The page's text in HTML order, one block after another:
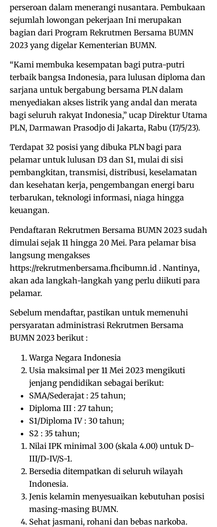
perseroan dalam menerangi nusantara. Pembukaan
sejumlah lowongan pekerjaan Ini merupakan
bagian dari Program Rekrutmen Bersama BUMN
2023 yang digelar Kementerian BUMN.
“Kami membuka kesempatan bagi putra-putri
terbaik bangsa Indonesia, para lulusan diploma dan
sarjana untuk bergabung bersama PLN dalam
menyediakan akses listrik yang andal dan merata
bagi seluruh rakyat Indonesia,” ucap Direktur Utama
PLN, Darmawan Prasodjo di Jakarta, Rabu (17/5/23).
Terdapat 32 posisi yang dibuka PLN bagi para
pelamar untuk lulusan D3 dan S1, mulai di sisi
pembangkitan, transmisi, distribusi, keselamatan
dan kesehatan kerja, pengembangan energi baru
terbarukan, teknologi informasi, niaga hingga
keuangan.
Pendaftaran Rekrutmen Bersama BUMN 2023 sudah
dimulai sejak 11 hingga 20 Mei. Para pelamar bisa
langsung mengakses
https://rekrutmenbersama.fhcibumn.id . Nantinya,
akan ada langkah-langkah yang perlu diikuti para
pelamar.
Sebelum mendaftar, pastikan untuk memenuhi
persyaratan administrasi Rekrutmen Bersama
BUMN 2023 berikut :
Warga Negara Indonesia
Usia maksimal per 11 Mei 2023 mengikuti
jenjang pendidikan sebagai berikut:
SMA/Sederajat : 25 tahun;
Diploma III : 27 tahun;
S1/Diploma IV : 30 tahun;
S2 : 35 tahun;
Nilai IPK minimal 3.00 (skala 4.00) untuk D-
III/D-IV/S-1.
Bersedia ditempatkan di seluruh wilayah
Indonesia.
Jenis kelamin menyesuaikan kebutuhan posisi
masing-masing BUMN.
Sehat jasmani, rohani dan bebas narkoba.